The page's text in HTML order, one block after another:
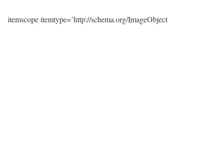
itemscope itemtype=’http://schema.org/ImageObject